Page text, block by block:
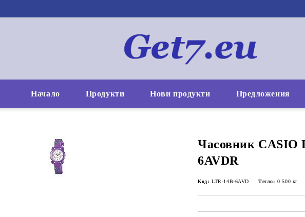
Начало Продукти Нови продукти Предложения
Часовник CASIO
6AVDR
Код: LTR-14B-6AVD Тегло: 0.500 кг